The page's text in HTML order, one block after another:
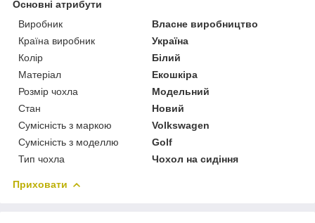
Основні атрибути
Виробник
Власне виробництво
Країна виробник
Україна
Колір
Білий
Матеріал
Екошкіра
Розмір чохла
Модельний
Стан
Новий
Сумісність з маркою
Volkswagen
Сумісність з моделлю
Golf
Тип чохла
Чохол на сидіння
Приховати